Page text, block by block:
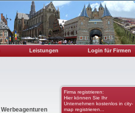
Leistungen Login für Firmen
Firma registrieren:
Hier können Sie Ihr
Unternehmen kostenlos in city-
map registrieren...
Werbeagenturen